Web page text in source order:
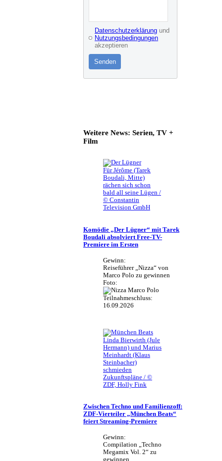
Datenschutzerklärung und
Nutzungsbedingungen
akzeptieren
Senden
Weitere News: Serien, TV +
Film
Für Jérôme (Tarek
Boudali, Mitte)
rächen sich schon
bald all seine Lügen /
© Constantin
Television GmbH
Komödie „Der Lügner“ mit Tarek
Boudali absolviert Free-TV-
Premiere im Ersten
Gewinn:
Reiseführer „Nizza“ von
Marco Polo zu gewinnen
Foto:
Teilnahmeschluss:
16.09.2026
Linda Bierwirth (Jule
Hermann) und Marius
Meinhardt (Klaus
Steinbacher)
schmieden
Zukunftspläne / ©
ZDF, Holly Fink
Zwischen Techno und Familienzoff:
ZDF-Vierteiler „München Beats“
feiert Streaming-Premiere
Gewinn:
Compilation „Techno
Megamix Vol. 2“ zu